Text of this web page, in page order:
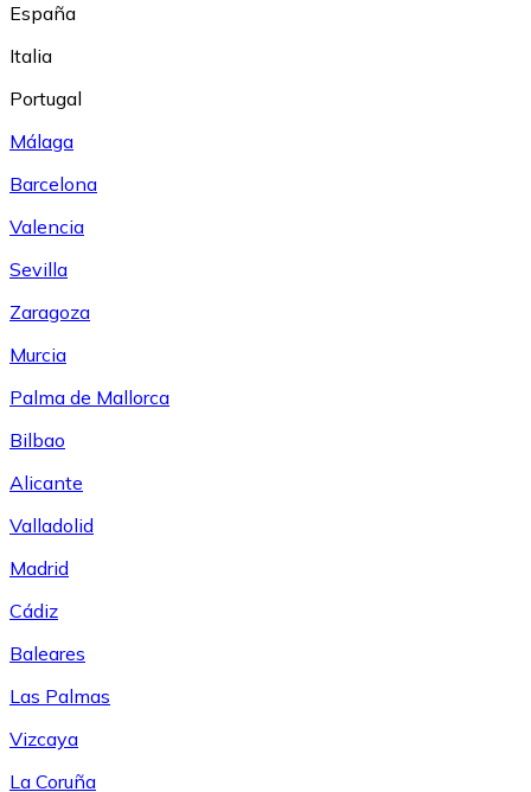
España
Italia
Portugal
Málaga
Barcelona
Valencia
Sevilla
Zaragoza
Murcia
Palma de Mallorca
Bilbao
Alicante
Valladolid
Madrid
Cádiz
Baleares
Las Palmas
Vizcaya
La Coruña